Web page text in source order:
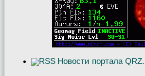
Новости портала